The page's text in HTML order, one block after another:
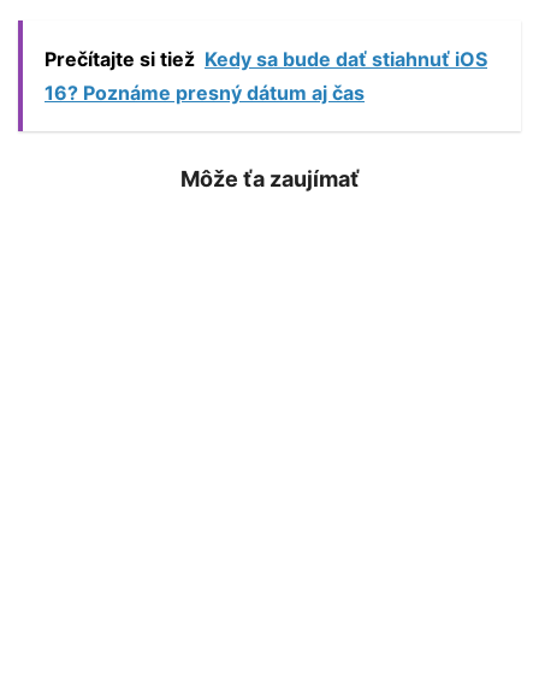
Prečítajte si tiež Kedy sa bude dať stiahnuť iOS
16? Poznáme presný dátum aj čas
Môže ťa zaujímať